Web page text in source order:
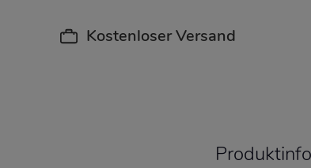
Kostenloser Versand